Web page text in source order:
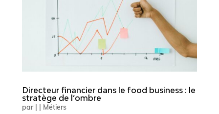
Directeur financier dans le food business : le
stratège de l’ombre
par | | Métiers